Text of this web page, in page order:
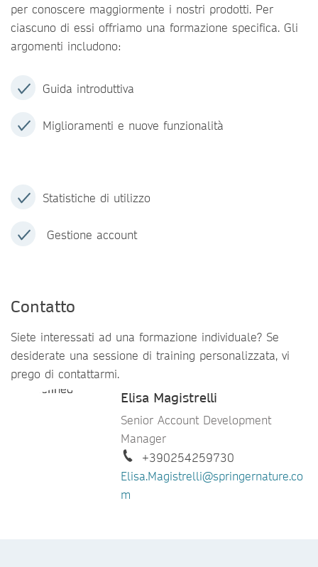
per conoscere maggiormente i nostri prodotti. Per
ciascuno di essi offriamo una formazione specifica. Gli
argomenti includono:
Guida introduttiva
Miglioramenti e nuove funzionalità
Statistiche di utilizzo
Gestione account
Contatto
Siete interessati ad una formazione individuale? Se
desiderate una sessione di training personalizzata, vi
prego di contattarmi.
Elisa Magistrelli
Senior Account Development
Manager
+390254259730
Elisa.Magistrelli@springernature.co
m